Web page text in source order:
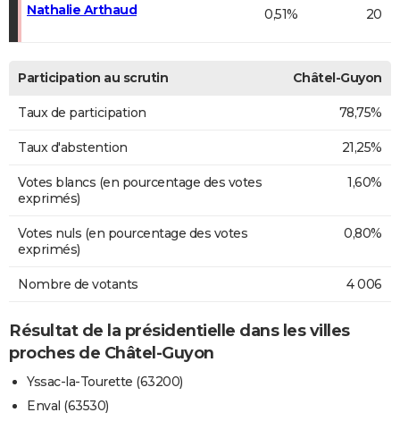
Nathalie Arthaud 0,51% 20
Participation au scrutin Châtel-Guyon
Taux de participation 78,75%
Taux d'abstention 21,25%
Votes blancs (en pourcentage des votes
exprimés)
1,60%
Votes nuls (en pourcentage des votes
exprimés)
0,80%
Nombre de votants 4 006
Résultat de la présidentielle dans les villes
proches de Châtel-Guyon
Yssac-la-Tourette (63200)
Enval (63530)